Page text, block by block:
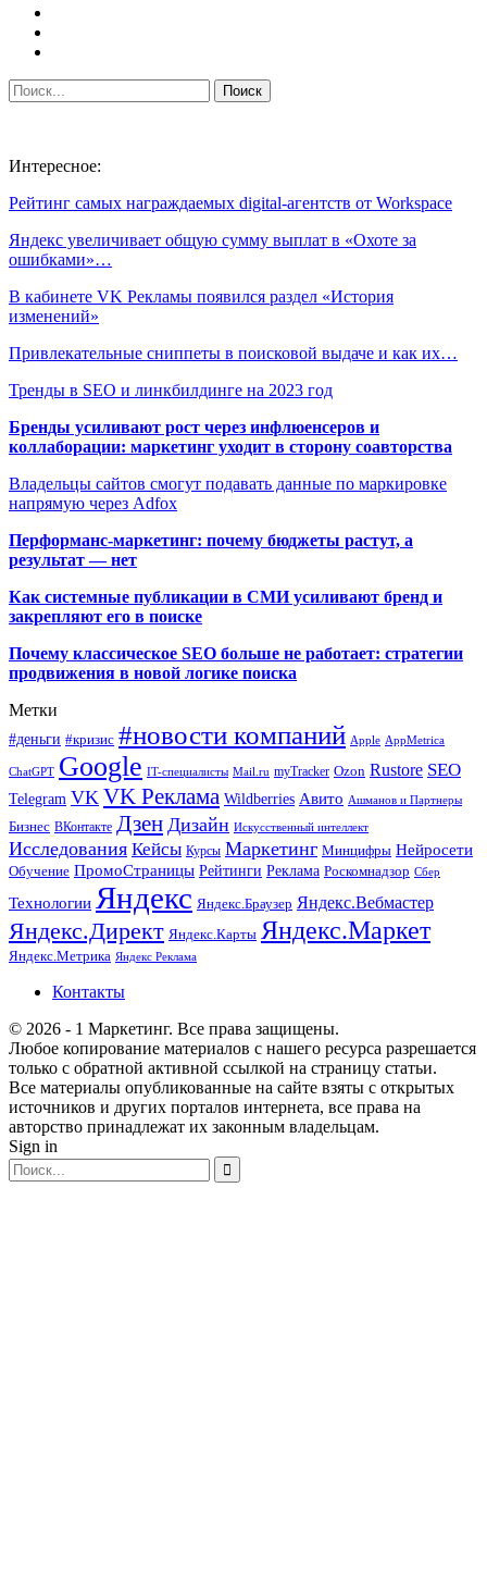
Интересное:
Рейтинг самых награждаемых digital-агентств от Workspace
Яндекс увеличивает общую сумму выплат в «Охоте за
ошибками»…
В кабинете VK Рекламы появился раздел «История
изменений»
Привлекательные сниппеты в поисковой выдаче и как их…
Тренды в SEO и линкбилдинге на 2023 год
Бренды усиливают рост через инфлюенсеров и
коллаборации: маркетинг уходит в сторону соавторства
Владельцы сайтов смогут подавать данные по маркировке
напрямую через Adfox
Перформанс-маркетинг: почему бюджеты растут, а
результат — нет
Как системные публикации в СМИ усиливают бренд и
закрепляют его в поиске
Почему классическое SEO больше не работает: стратегии
продвижения в новой логике поиска
Метки
#деньги #кризис #новости компаний Apple AppMetrica
ChatGPT Google IT-специалисты Mail.ru myTracker Ozon Rustore SEO
Telegram VK VK Реклама Wildberries Авито Ашманов и Партнеры
Бизнес ВКонтакте Дзен Дизайн Искусственный интеллект
Исследования Кейсы Курсы Маркетинг Минцифры Нейросети
Обучение ПромоСтраницы Рейтинги Реклама Роскомнадзор Сбер
Технологии Яндекс Яндекс.Браузер Яндекс.Вебмастер
Яндекс.Директ Яндекс.Карты Яндекс.Маркет
Яндекс.Метрика Яндекс Реклама
Контакты
© 2026 - 1 Маркетинг. Все права защищены.
Любое копирование материалов с нашего ресурса разрешается
только с обратной активной ссылкой на страницу статьи.
Все материалы опубликованные на сайте взяты с открытых
источников и других порталов интернета, все права на
авторство принадлежат их законным владельцам.
Sign in